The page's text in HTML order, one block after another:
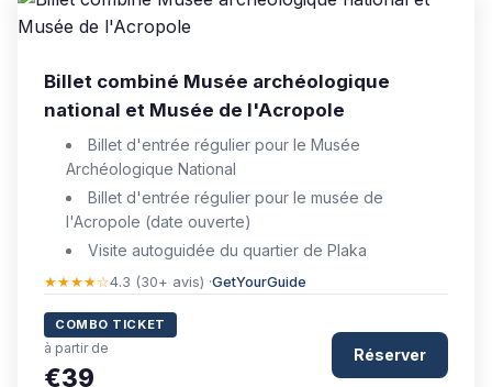
Billet combiné Musée archéologique
national et Musée de l'Acropole
Billet d'entrée régulier pour le Musée
Archéologique National
Billet d'entrée régulier pour le musée de
l'Acropole (date ouverte)
Visite autoguidée du quartier de Plaka
★★★★☆4.3 (30+ avis) ·GetYourGuide
COMBO TICKET
à partir de
€39
Réserver